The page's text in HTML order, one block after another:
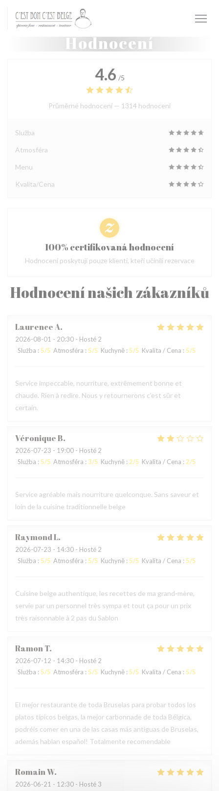
Panel pro správu cookies
Hodnocení
Hodnocení našich zákazníků
LaurenceA
2026-08-01 - 20:30 - Hosté 2
Služba : 5/5 Atmosféra : 5/5 Kuchyně : 5/5 Kvalita / Cena : 5/5
Service impeccable, nourriture, extrêmement bonne et
chaude. Rien à redire. Nous y retournerons c’est sûr et
certain.
VéroniqueB
2026-07-23 - 19:00 - Hosté 2
Služba : 5/5 Atmosféra : 3/5 Kuchyně : 2/5 Kvalita / Cena : 2/5
Service agréable mais nourriture quelconque. Sans saveur et
loin de la cuisine traditionnelle belge
RaymondL
2026-07-23 - 14:30 - Hosté 2
Služba : 5/5 Atmosféra : 5/5 Kuchyně : 5/5 Kvalita / Cena : 5/5
Cuisine belge authentique, les recettes de ma grand-mère,
servie par un personnel très sympa et tout ça pour un prix
très raisonnable à 2 pas du Sablon
RamonT
2026-07-12 - 14:30 - Hosté 2
Služba : 5/5 Atmosféra : 5/5 Kuchyně : 5/5 Kvalita / Cena : 5/5
El mejor restaurante de toda Bruselas para probar todos los
platos típicos belgas, la mejor carbonnade de toda Bélgica,
podréis comer en una de las casas más antiguas de Bruselas,
además hablan español! Totalmente recomendable
RomainW
2026-06-21 - 12:30 - Hosté 3
4.6 /5
Průměrné hodnocení — 1314 hodnoceni
Služba
Atmosféra
Menu
Kvalita/Cena
100% certifikovaná hodnocení
Hodnocení poskytují pouze klienti, kteří učinili rezervace